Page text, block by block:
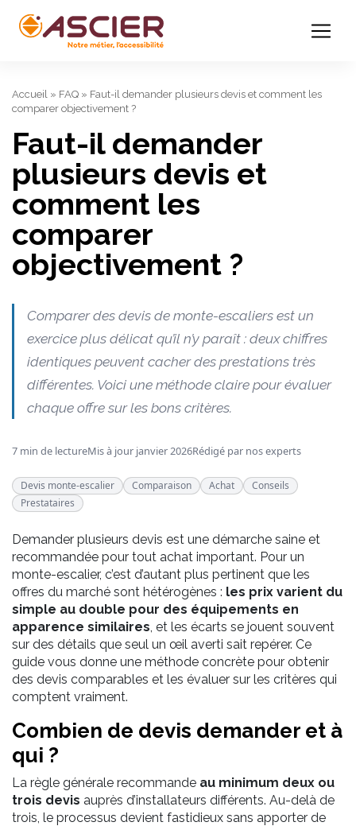
Accueil » FAQ » Faut-il demander plusieurs devis et comment les
comparer objectivement ?
Faut-il demander
plusieurs devis et
comment les
comparer
objectivement ?
Comparer des devis de monte-escaliers est un
exercice plus délicat qu’il n’y paraît : deux chiffres
identiques peuvent cacher des prestations très
différentes. Voici une méthode claire pour évaluer
chaque offre sur les bons critères.
7 min de lectureMis à jour janvier 2026Rédigé par nos experts
Devis monte-escalier Comparaison Achat
Conseils
Prestataires
Demander plusieurs devis est une démarche saine et
recommandée pour tout achat important. Pour un
monte-escalier, c’est d’autant plus pertinent que les
offres du marché sont hétérogènes : les prix varient du
simple au double pour des équipements en
apparence similaires, et les écarts se jouent souvent
sur des détails que seul un œil averti sait repérer. Ce
guide vous donne une méthode concrète pour obtenir
des devis comparables et les évaluer sur les critères qui
comptent vraiment.
Combien de devis demander et à
qui ?
La règle générale recommande au minimum deux ou
trois devis auprès d’installateurs différents. Au-delà de
trois, le processus devient fastidieux sans apporter de